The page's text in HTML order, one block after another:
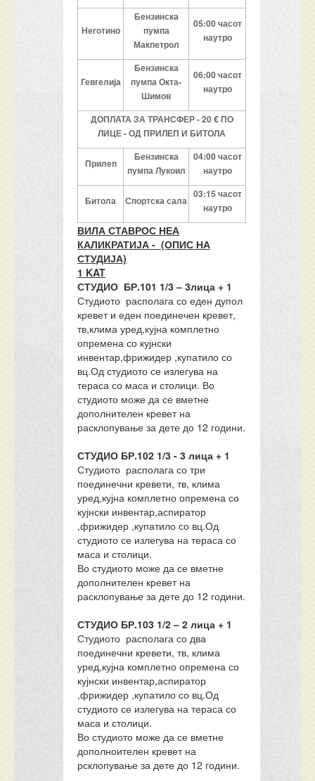
Неготино
Бензинска
пумпа
Макпетрол
05:00часот
наутро
Гевгелија
Бензинска
пумпа Окта-
Шимов
06:00часот
наутро
ДОПЛАТА ЗА ТРАНСФЕР - 20 € ПО
ЛИЦЕ - ОД ПРИЛЕП И БИТОЛА
Прилеп
Бензинска
пумпа Лукоил
04:00 часот
наутро
Битола Спортска сала
03:15 часот
наутро
ВИЛА СТАВРОС НЕА
КАЛИКРАТИЈА - (ОПИС НА
СТУДИЈА)
1 KAT
СТУДИО БР.101 1/3 – 3лица + 1
Студиото располага со еден дупол
кревет и еден поединечен кревет,
тв,клима уред,кујна комплетно
опремена со кујнски
инвентар,фрижидер ,купатило со
вц.Од студиото се излегува на
тераса со маса и столици. Во
студиото може да се вметне
дополнителен кревет на
расклопување за дете до 12 години.
СТУДИО БР.102 1/3 - 3 лица + 1
Студиото располага со три
поединечни кревети, тв, клима
уред,кујна комплетно опремена со
кујнски инвентар,аспиратор
,фрижидер ,купатило со вц.Од
студиото се излегува на тераса со
маса и столици.
Во студиото може да се вметне
дополнителен кревет на
расклопување за дете до 12 години.
СТУДИО БР.103 1/2 – 2 лица + 1
Студиото располага со два
поединечни кревети, тв, клима
уред,кујна комплетно опремена со
кујнски инвентар,аспиратор
,фрижидер ,купатило со вц.Од
студиото се излегува на тераса со
маса и столици.
Во студиото може да се вметне
дополноителен кревет на
рсклопување за дете до 12 години.